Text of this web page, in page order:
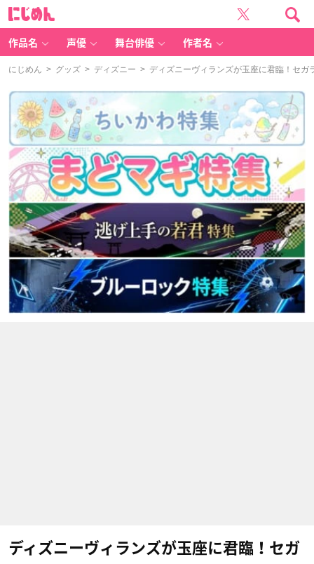
作品名 声優 舞台俳優 作者名
にじめん > グッズ > ディズニー > ディズニーヴィランズが玉座に君臨！セガ
ディズニーヴィランズが玉座に君臨！セガ